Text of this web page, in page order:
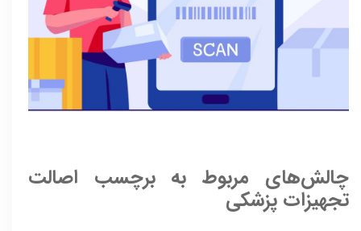
چالش‌های مربوط به برچسب اصالت
تجهیزات پزشکی